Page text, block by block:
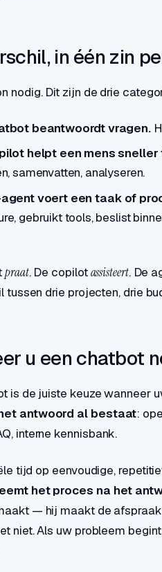
in één zin
nodig. Dit zijn de drie
beantwoordt vragen.
helpt een mens
samenvatten, analyseren.
agent voert een taak of
gebruikt tools, beslist
praat. De copilotassisteert. De
tussen drie projecten, drie
u een chatbot
is de juiste keuze wanneer
antwoord al bestaat:
interne kennisbank.
tijd op eenvoudige,
het proces na het
— hij maakt de
niet. Als uw probleem